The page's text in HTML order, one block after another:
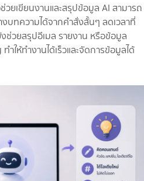
ยเขียนงานและสรุปข้อมูล AI สามารถ
บทความได้จากคำสั่งสั้นๆ ลดเวลาที่
ช่วยสรุปอีเมล รายงาน หรือข้อมูล
ำให้ทำงานได้เร็วและจัดการข้อมูลได้